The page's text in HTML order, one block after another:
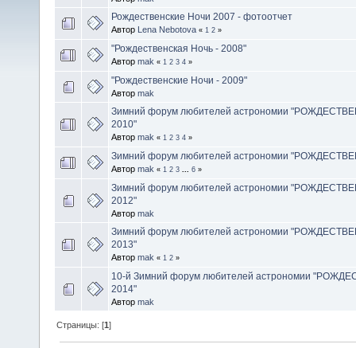
Рождественские Ночи 2007 - фотоотчет
Автор Lena Nebotova « 1 2 »
"Рождественская Ночь - 2008"
Автор mak « 1 2 3 4 »
"Рождественские Ночи - 2009"
Автор mak
Зимний форум любителей астрономии
2010"
Автор mak « 1 2 3 4 »
Зимний форум любителей астрономии
Автор mak « 1 2 3 6 »
Зимний форум любителей астрономии
2012"
Автор mak
Зимний форум любителей астрономии
2013"
Автор mak « 1 2 »
10-й Зимний форум любителей астрономии
2014"
Автор mak
Страницы: [1]